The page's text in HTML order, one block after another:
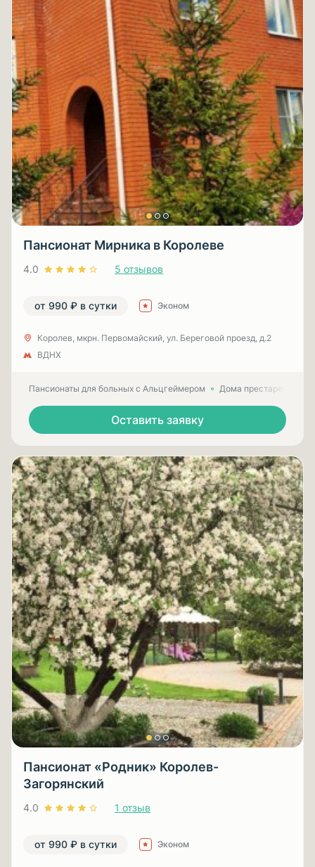
Пансионат Мирника в Королеве
4.0 5 отзывов
от 990 ₽ в сутки Эконом
Королев, мкрн. Первомайский, ул. Береговой проезд, д.2
ВДНХ
Пансионаты для больных с Альцгеймером Дома престарелых
Оставить заявку
Пансионат «Родник» Королев-
Загорянский
4.0 1 отзыв
от 990 ₽ в сутки Эконом